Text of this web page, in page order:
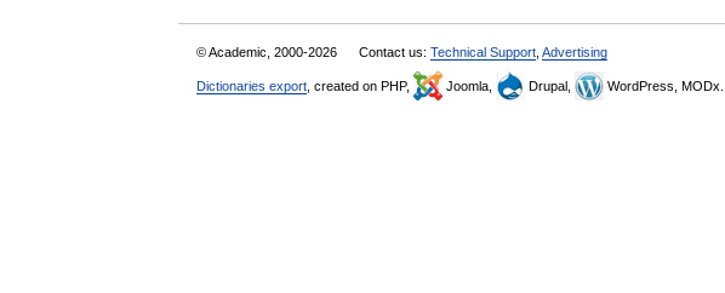
© Academic, 2000-2026 Contact us: Technical Support Advertising
Dictionaries export , created on PHP, Joomla, Drupal, WordPress, MODx.